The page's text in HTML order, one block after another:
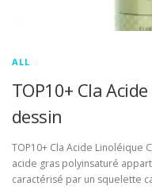
ALL
TOP10+ Cla
dessin
TOP10+ Cla Acide Linoléique
acide gras polyinsaturé
caractérisé par un squelette